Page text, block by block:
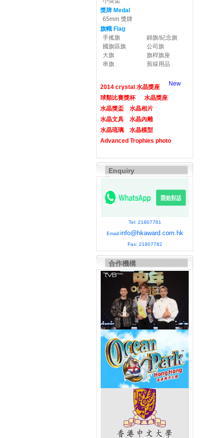
獎牌 Medal
65mm 獎牌
旗幟 Flag
手搖旗
錦旗/紀念旗
國旗區旗
公司旗
大旗
旗桿旗座
串旗
剪綵用品
2014 crystal 水晶獎座 New
球類比賽獎杯
水晶獎座
水晶獎盃
水晶相片
水晶文具
水晶內雕
水晶琉璃
水晶模型
Advanced Trophies photo
Enquiry
Tel: 21807781
Email:info@hkaward.com.hk
Fax: 21807782
合作機構